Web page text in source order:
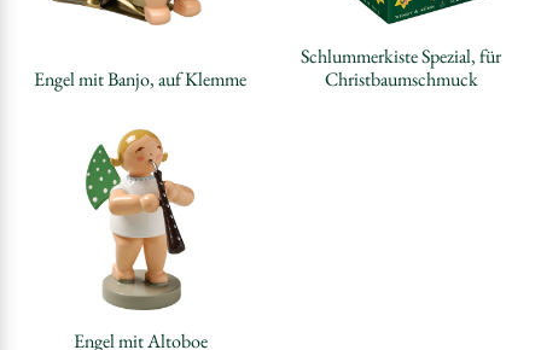
Engel mit Banjo, auf Klemme
Schlummerkiste Spezial, für
Christbaumschmuck
Engel mit Altoboe